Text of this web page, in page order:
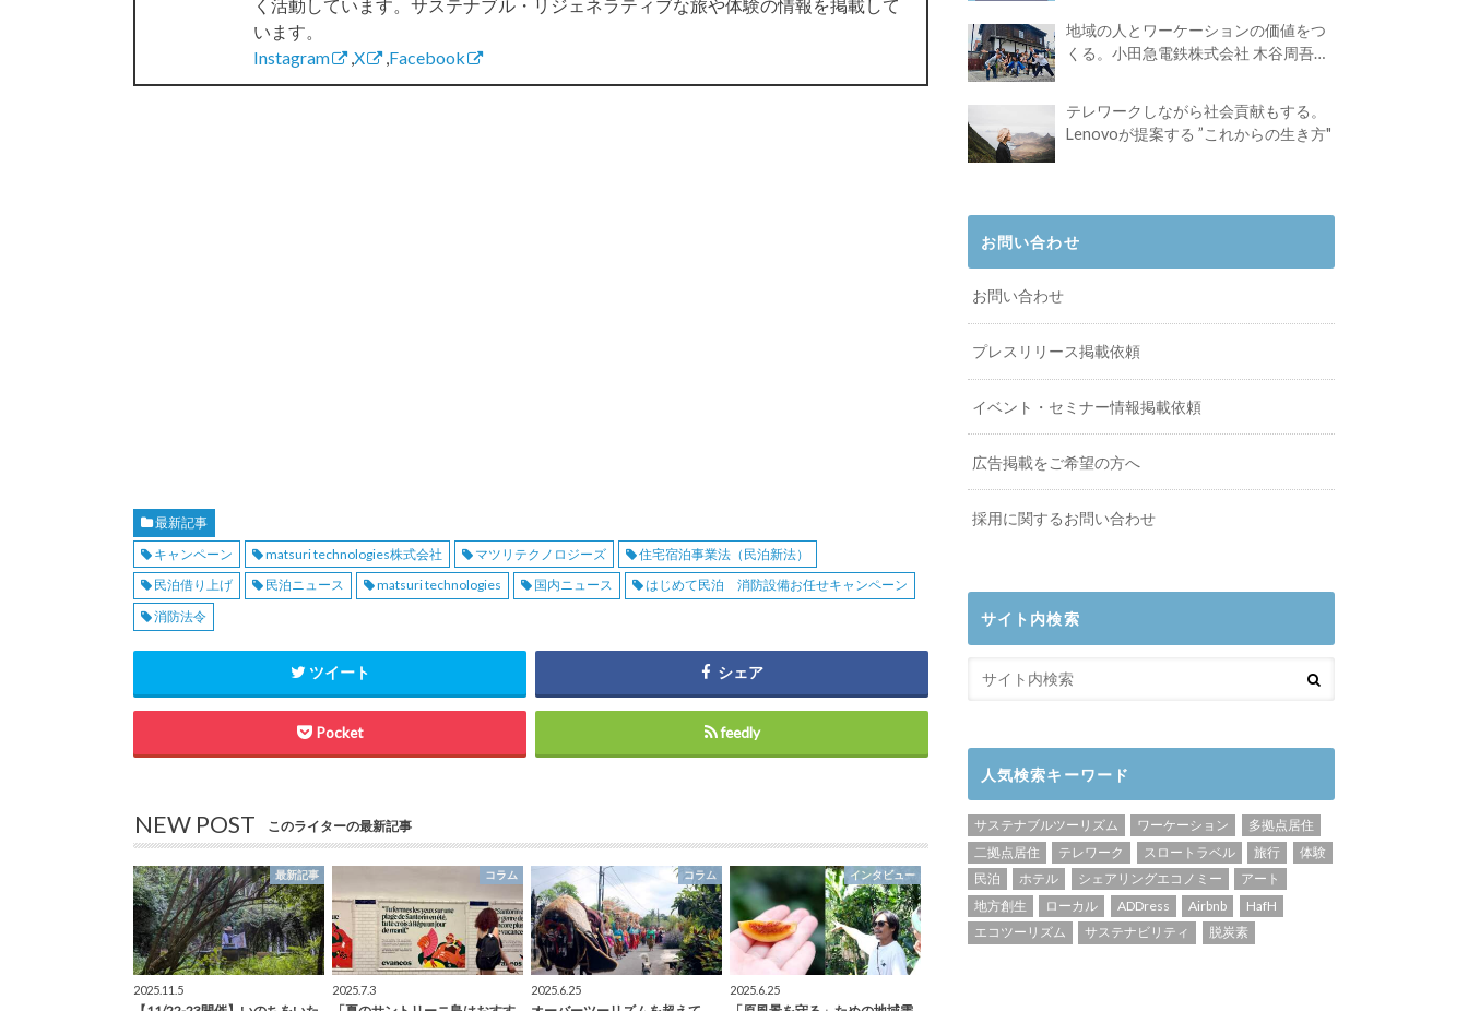
く活動しています。サステナブル・リジェネラティブな旅や体験の情報を掲載して
います。
Instagram
,X ,Facebook
最新記事
キャンペーン
matsuri technologies株式会社 マツリテクノロジーズ
住宅宿泊事業法（民泊新法）
民泊借り上げ
民泊ニュース matsuri technologies 国内ニュース
はじめて民泊 消防設備お任せキャンペーン
消防法令
ツイート シェア
Pocket feedly
NEW POST このライターの最新記事
最新記事
2025.11.5
コラム
2025.7.3
コラム
2025.6.25
インタビュー
2025.6.25
地域の人とワーケーションの価値をつ
くる。小田急電鉄株式会社 木谷周吾さ
テレワークしながら社会貢献もする。
Lenovoが提案する ”これからの生き方"
お問い合わせ
お問い合わせ
プレスリリース掲載依頼
イベント・セミナー情報掲載依頼
広告掲載をご希望の方へ
採用に関するお問い合わせ
サイト内検索
人気検索キーワード
サステナブルツーリズム ワーケーション
多拠点居住
二拠点居住
テレワーク スロートラベル 旅行
体験
民泊
ホテル シェアリングエコノミー
アート
地方創生
ローカル ADDress Airbnb
HafH
エコツーリズム
サステナビリティ 脱炭素